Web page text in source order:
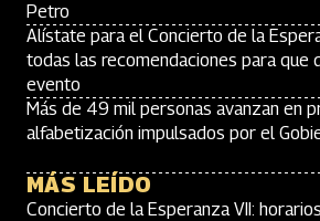
Petro
Alístate para el Concierto de la
todas las recomendaciones para que
evento
Más de 49 mil personas avanzan en
alfabetización impulsados por el
MÁS LEÍDO
Concierto de la Esperanza VII: